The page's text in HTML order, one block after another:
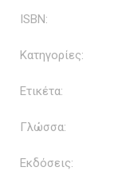
ISBN:
Κατηγορίες:
Ετικέτα:
Γλώσσα:
Εκδόσεις: